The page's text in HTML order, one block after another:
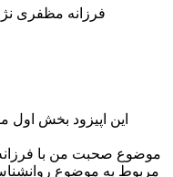
12 فرزانه مظفری
این اپیزود بخش اول
موضوع صحبت من با
مربوط به موضوع